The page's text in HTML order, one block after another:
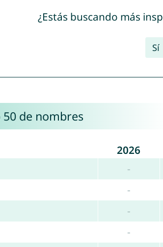
¿Estás buscando más
Sí
de nombres
2026
-
-
-
-